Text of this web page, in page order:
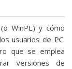
WinPE) y cómo
usuarios de PC.
que se emplea
versiones de